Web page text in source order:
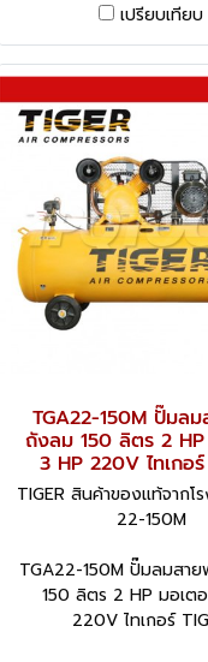
เปรียบเทียบ
TGA22-150M ปั๊มล
ถังลม 150 ลิตร 2
3 HP 220V ไทเกอร์
TIGER สินค้าของแท้จากโ
22-150M
TGA22-150M ปั๊มลมสา
150 ลิตร 2 HP มอเต
220V ไทเกอร์